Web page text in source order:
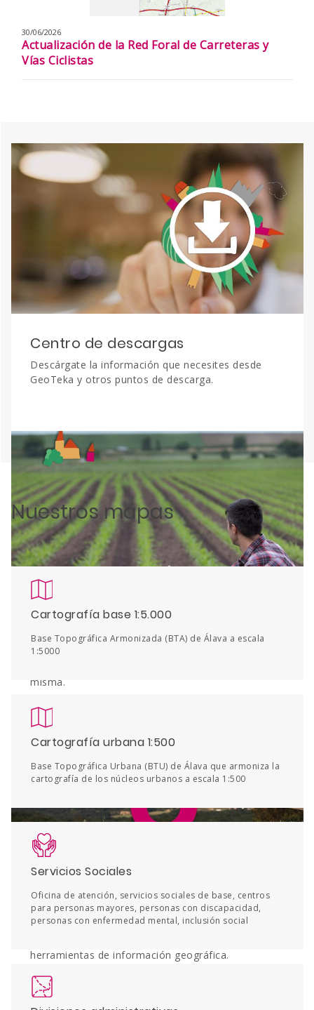
30/06/2026
Actualización de la Red Foral de Carreteras y
Vías Ciclistas
Centro de descargas
Descárgate la información que necesites desde
GeoTeka y otros puntos de descarga.
Catálogo geográfico
Encuentra la información geográfica generada por
misma.
Servicios web
herramientas de información geográfica.
Nuestros mapas
Cartografía base 1:5.000
Base Topográfica Armonizada (BTA) de Álava a escala
1:5000
Cartografía urbana 1:500
Base Topográfica Urbana (BTU) de Álava que armoniza la
cartografía de los núcleos urbanos a escala 1:500
Servicios Sociales
Oficina de atención, servicios sociales de base, centros
para personas mayores, personas con discapacidad,
personas con enfermedad mental, inclusión social